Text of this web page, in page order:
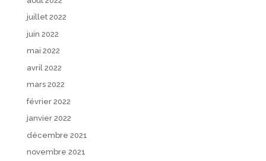
juillet 2022
juin 2022
mai 2022
avril 2022
mars 2022
février 2022
janvier 2022
décembre 2021
novembre 2021